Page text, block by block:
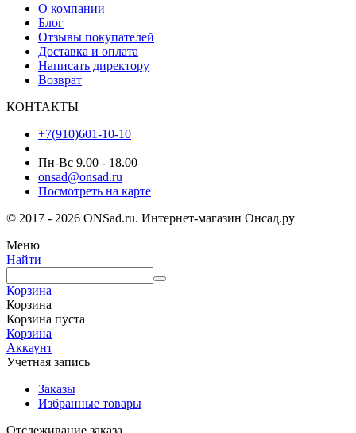
О компании
Блог
Отзывы покупателей
Доставка и оплата
Написать директору
Возврат
КОНТАКТЫ
+7(910)601-10-10
Пн-Вс 9.00 - 18.00
onsad@onsad.ru
Посмотреть на карте
© 2017 - 2026 ONSad.ru. Интернет-магазин Онсад.ру
Меню
Найти
Корзина
Корзина
Корзина пуста
Корзина
Аккаунт
Учетная запись
Заказы
Избранные товары
Отслеживание заказа